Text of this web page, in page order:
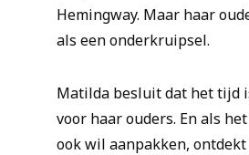
Hemingway. Maar haar
als een onderkruipsel.
Matilda besluit dat het tijd
voor haar ouders. En als
ook wil aanpakken,